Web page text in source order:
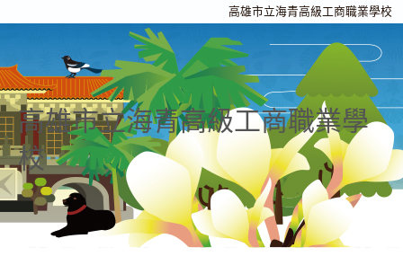
高雄市立海青高級工商職業學校
高雄市立海青高級工商職業學
校